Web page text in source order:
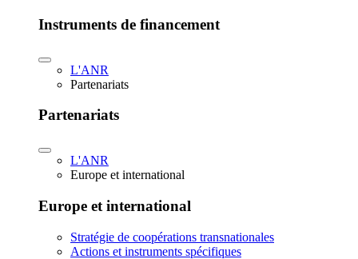
Instruments de financement
L'ANR
Partenariats
Partenariats
L'ANR
Europe et international
Europe et international
Stratégie de coopérations transnationales
Actions et instruments spécifiques